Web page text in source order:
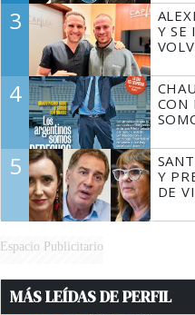
3
Y SE
4
CON
5
Y
DE
Espacio Publicitario
MÁS LEÍDAS DE PERFIL